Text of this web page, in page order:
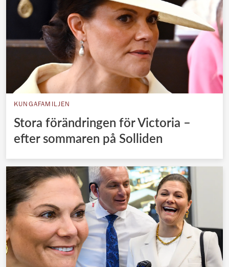
KUNGAFAMILJEN
Stora förändringen för Victoria –
efter sommaren på Solliden